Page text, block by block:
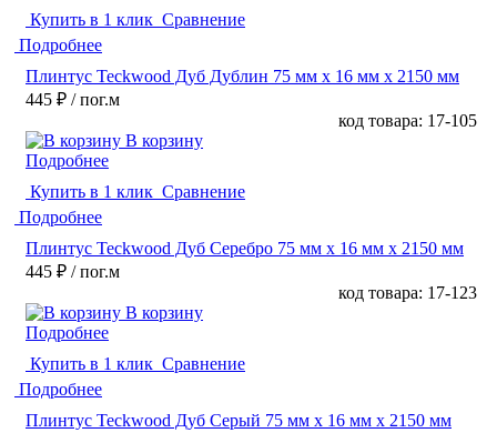
Купить в 1 клик Сравнение
Подробнее
Плинтус Teckwood Дуб Дублин 75 мм х 16 мм х 2150 мм
445 ₽ / пог.м
код товара: 17-105
В корзину
Подробнее
Купить в 1 клик Сравнение
Подробнее
Плинтус Teckwood Дуб Серебро 75 мм х 16 мм х 2150 мм
445 ₽ / пог.м
код товара: 17-123
В корзину
Подробнее
Купить в 1 клик Сравнение
Подробнее
Плинтус Teckwood Дуб Серый 75 мм х 16 мм х 2150 мм